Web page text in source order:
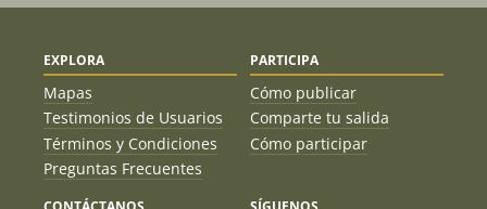
EXPLORA
Mapas
Testimonios de Usuarios
Términos y Condiciones
Preguntas Frecuentes
PARTICIPA
Cómo publicar
Comparte tu salida
Cómo participar